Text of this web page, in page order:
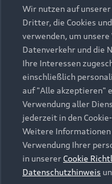
Elektromodelle
Plug-in-Hybride
Neuwagensuche
Gebrauchtwagensuche
Gebrauchtwagen
Finanzierung
Aktionen & Angebote
Geschäftskunden
Saisonale Angebote
Audi Services
Garantie
Audi digital services
myAudi
Support
Kundenservice
Händlersuche
Audi Code
Häufige Fragen (FAQ)
Audi Online Beratung
Über Audi
Unternehmen
Karriere
Investor Relations
Presse & Media Center
© 2026 AUDI AG. Alle
Wir nutzen auf
Dritter, die Cookies
verwenden, um
Datenverkehr und die
Ihre Interessen
einschließlich
auf "Alle akzeptieren"
Verwendung aller
jederzeit in den
Weitere
Verwendung Ihrer
in unserer Cookie
Datenschutzhinweis